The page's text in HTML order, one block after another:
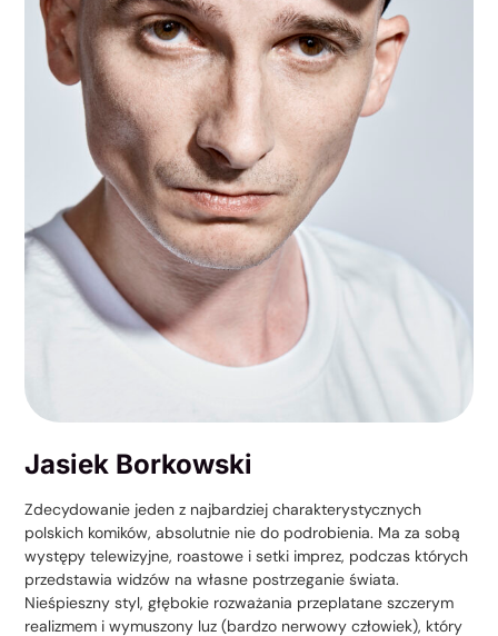
Jasiek Borkowski
Zdecydowanie jeden z najbardziej charakterystycznych
polskich komików, absolutnie nie do podrobienia. Ma za sobą
występy telewizyjne, roastowe i setki imprez, podczas których
przedstawia widzów na własne postrzeganie świata.
Nieśpieszny styl, głębokie rozważania przeplatane szczerym
realizmem i wymuszony luz (bardzo nerwowy człowiek), który